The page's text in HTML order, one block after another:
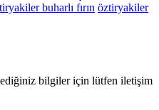
buharlı fırın öztiryakiler
bilgiler için lütfen iletişim